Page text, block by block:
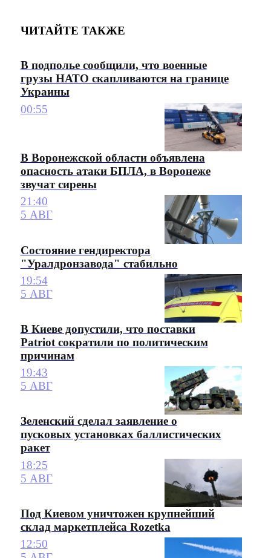
ЧИТАЙТЕ ТАКЖЕ
В подполье сообщили, что военные
грузы НАТО скапливаются на границе
Украины
00:55
В Воронежской области объявлена
опасность атаки БПЛА, в Воронеже
звучат сирены
21:40
5 АВГ
Состояние гендиректора
"Уралдронзавода" стабильно
19:54
5 АВГ
В Киеве допустили, что поставки
Patriot сократили по политическим
причинам
19:43
5 АВГ
Зеленский сделал заявление о
пусковых установках баллистических
ракет
18:25
5 АВГ
Под Киевом уничтожен крупнейший
склад маркетплейса Rozetka
12:50